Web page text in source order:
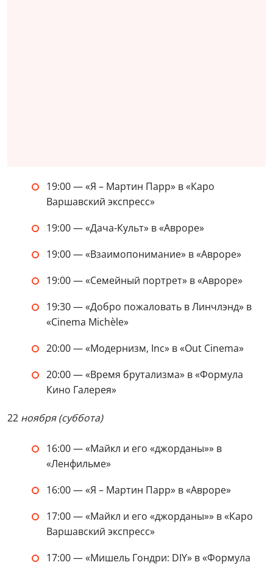
19:00 — «Я – Мартин Парр» в «Каро
Варшавский экспресс»
19:00 — «Дача-Культ» в «Авроре»
19:00 — «Взаимопонимание» в «Авроре»
19:00 — «Семейный портрет» в «Авроре»
19:30 — «‎Добро пожаловать в Линчлэнд» в
«Cinema Michèle»
20:00 — «‎Модернизм, Inc» в «Out Cinema»
20:00 — «Время брутализма» в «Формула
Кино Галерея»
22 ноября (суббота)
16:00 — «Майкл и его «джорданы»» в
«Ленфильме»
16:00 — «Я – Мартин Парр» в «Авроре»
17:00 — «Майкл и его «джорданы»» в «Каро
Варшавский экспресс»
17:00 — «Мишель Гондри: DIY» в «Формула